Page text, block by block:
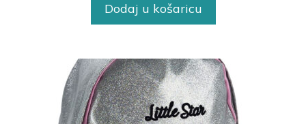
Dodaj u košaricu